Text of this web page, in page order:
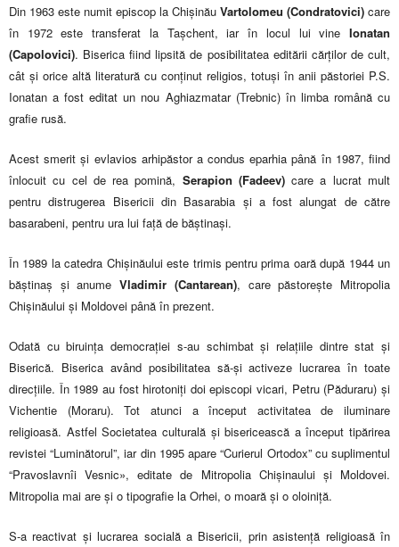
Din 1963 este numit episcop la Chișinău Vartolomeu (Condratovici) care
în 1972 este transferat la Tașchent, iar în locul lui vine Ionatan
(Capolovici). Biserica fiind lipsită de posibilitatea editării cărților de cult,
cât și orice altă literatură cu conținut religios, totuși în anii păstoriei P.S.
Ionatan a fost editat un nou Aghiazmatar (Trebnic) în limba română cu
grafie rusă.
Acest smerit și evlavios arhipăstor a condus eparhia până în 1987, fiind
înlocuit cu cel de rea pomină, Serapion (Fadeev)care a lucrat mult
pentru distrugerea Bisericii din Basarabia și a fost alungat de către
basarabeni, pentru ura lui față de băștinași.
În 1989 la catedra Chișinăului este trimis pentru prima oară după 1944 un
băștinaș și anumeVladimir (Cantarean), care păstorește Mitropolia
Chișinăului și Moldovei până în prezent.
Odată cu biruința democrației s-au schimbat și relațiile dintre stat și
Biserică. Biserica având posibilitatea să-și activeze lucrarea în toate
direcțiile. În 1989 au fost hirotoniți doi episcopi vicari, Petru (Păduraru) și
Vichentie (Moraru). Tot atunci a început activitatea de iluminare
religioasă. Astfel Societatea culturală și bisericească a început tipărirea
revistei “Luminătorul”, iar din 1995 apare “Curierul Ortodox” cu suplimentul
“Pravoslavnîi Vesnic», editate de Mitropolia Chișinaului și Moldovei.
Mitropolia mai are și o tipografie la Orhei, o moară și o oloiniță.
S-a reactivat și lucrarea socială a Bisericii, prin asistență religioasă în